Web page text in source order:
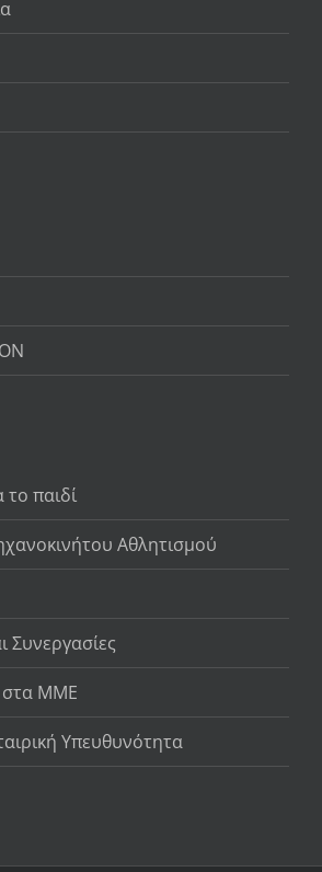
το παιδί
Αθλητισμού
Συνεργασίες
στα ΜΜΕ
Υπευθυνότητα